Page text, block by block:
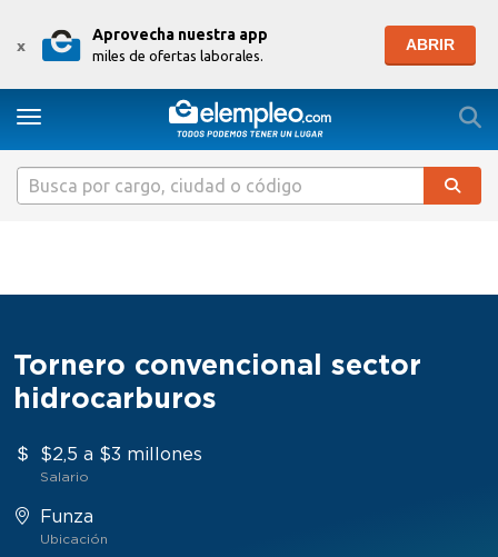
x
Aprovecha nuestra app
miles de ofertas laborales.
ABRIR
Toggle navigation
Tornero convencional sector
hidrocarburos
$2,5 a $3 millones
Salario
Funza
Ubicación